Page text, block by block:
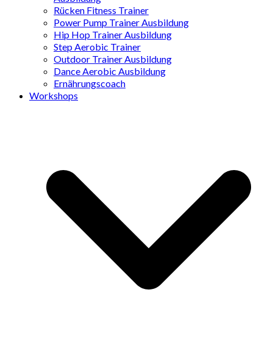
Rücken Fitness Trainer
Power Pump Trainer Ausbildung
Hip Hop Trainer Ausbildung
Step Aerobic Trainer
Outdoor Trainer Ausbildung
Dance Aerobic Ausbildung
Ernährungscoach
Workshops